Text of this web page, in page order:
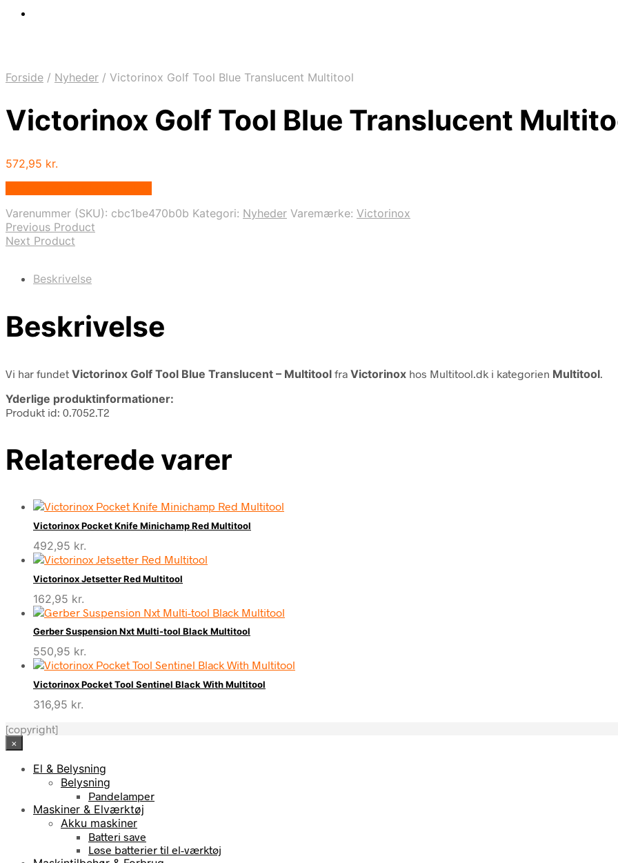
Forside / Nyheder / Victorinox Golf Tool Blue Translucent Multitool
Victorinox Golf Tool Blue Translucent
572,95 kr.
Varenummer (SKU): cbc1be470b0b Kategori: Nyheder Varemærke: Victorinox
Previous Product
Next Product
Beskrivelse
Beskrivelse
Vi har fundet Victorinox Golf Tool Blue Translucent – Multitool fra Victorinox hos Multitool.dk i kategorien Multitool
Yderlige produktinformationer:
Produkt id: 0.7052.T2
Relaterede varer
Victorinox Pocket Knife Minichamp Red Multitool
492,95 kr.
Victorinox Jetsetter Red Multitool
162,95 kr.
Gerber Suspension Nxt Multi-tool Black Multitool
550,95 kr.
Victorinox Pocket Tool Sentinel Black With Multitool
316,95 kr.
[copyright]
×
El & Belysning
Belysning
Pandelamper
Maskiner & Elværktøj
Akku maskiner
Batteri save
Løse batterier til el-værktøj